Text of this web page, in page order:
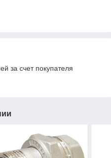
за счет покупателя